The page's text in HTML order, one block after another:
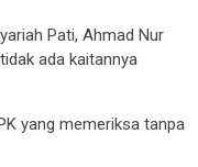
Pati, Ahmad Nur
ada kaitannya
yang memeriksa tanpa